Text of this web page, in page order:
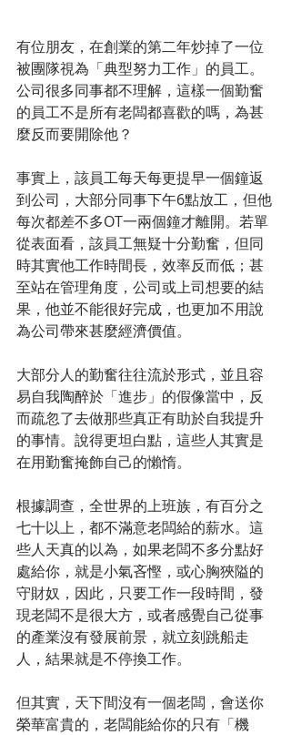
有位朋友，在創業的第二年炒掉了一位
被團隊視為「典型努力工作」的員工。
公司很多同事都不理解，這樣一個勤奮
的員工不是所有老闆都喜歡的嗎，為甚
麼反而要開除他？
事實上，該員工每天每更提早一個鐘返
到公司，大部分同事下午6點放工，但他
每次都差不多OT一兩個鐘才離開。若單
從表面看，該員工無疑十分勤奮，但同
時其實他工作時間長，效率反而低；甚
至站在管理角度，公司或上司想要的結
果，他並不能很好完成，也更加不用說
為公司帶來甚麼經濟價值。
大部分人的勤奮往往流於形式，並且容
易自我陶醉於「進步」的假像當中，反
而疏忽了去做那些真正有助於自我提升
的事情。說得更坦白點，這些人其實是
在用勤奮掩飾自己的懶惰。
根據調查，全世界的上班族，有百分之
七十以上，都不滿意老闆給的薪水。這
些人天真的以為，如果老闆不多分點好
處給你，就是小氣吝慳，或心胸狹隘的
守財奴，因此，只要工作一段時間，發
現老闆不是很大方，或者感覺自己從事
的產業沒有發展前景，就立刻跳船走
人，結果就是不停換工作。
但其實，天下間沒有一個老闆，會送你
榮華富貴的，老闆能給你的只有「機